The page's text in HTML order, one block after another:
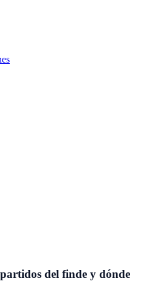
del finde y dónde